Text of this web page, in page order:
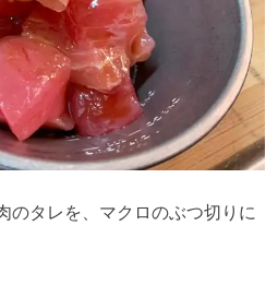
のタレを、マクロのぶつ切りに